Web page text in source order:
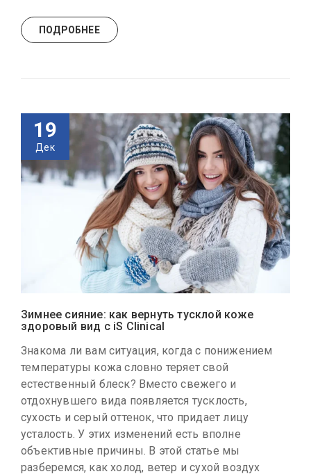
ПОДРОБНЕЕ
19
Дек
Зимнее сияние: как вернуть тусклой коже
здоровый вид с iS Clinical
Знакома ли вам ситуация, когда с понижением
температуры кожа словно теряет свой
естественный блеск? Вместо свежего и
отдохнувшего вида появляется тусклость,
сухость и серый оттенок, что придает лицу
усталость. У этих изменений есть вполне
объективные причины. В этой статье мы
разберемся, как холод, ветер и сухой воздух